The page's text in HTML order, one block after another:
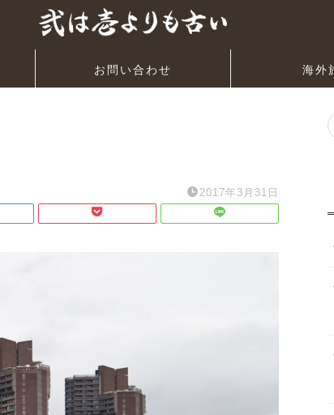
お問い合わせ 海外
2017年3月31日